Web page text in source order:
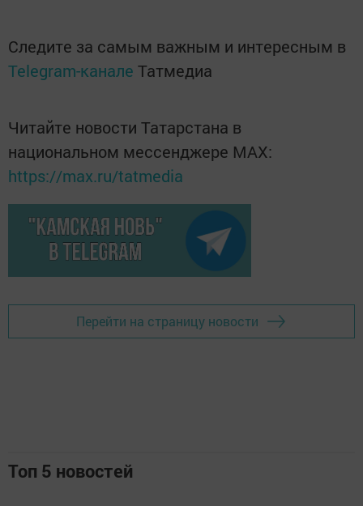
Следите за самым важным и интересным в
Telegram-канале Татмедиа
Читайте новости Татарстана в
национальном мессенджере MАХ:
https://max.ru/tatmedia
Перейти на страницу новости
Топ 5 новостей